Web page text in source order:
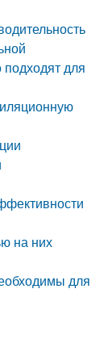
для
на них
для